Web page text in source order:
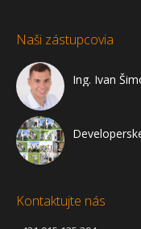
Naši zástupcovia
Ing. Ivan
Kontaktujte nás